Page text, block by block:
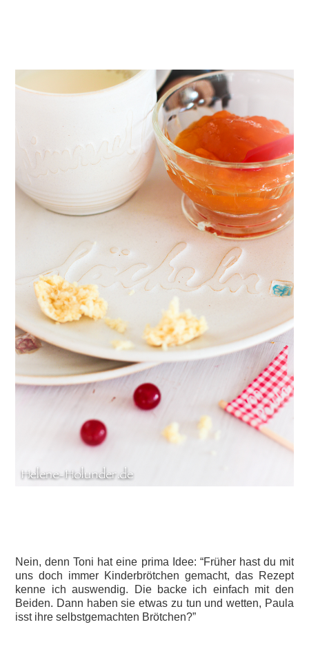
Nein, denn Toni hat eine prima Idee: “Früher hast du mit
uns doch immer Kinderbrötchen gemacht, das Rezept
kenne ich auswendig. Die backe ich einfach mit den
Beiden. Dann haben sie etwas zu tun und wetten, Paula
isst ihre selbstgemachten Brötchen?”